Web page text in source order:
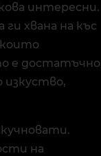
интересни.
хвана на къс
е достатъчно
на